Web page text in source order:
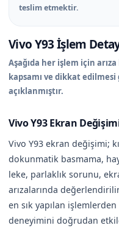
teslim etmektir.
Vivo Y93 İşlem
Aşağıda her işlem için
kapsamı ve dikkat
açıklanmıştır.
Vivo Y93 Ekran
Vivo Y93 ekran değişimi;
dokunmatik basmama,
leke, parlaklık sorunu,
arızalarında
en sık yapılan
deneyimini doğrudan